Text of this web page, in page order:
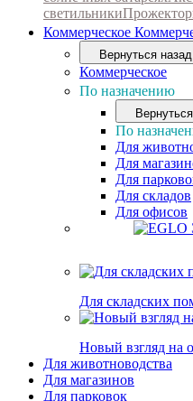
светильники
Коммерческое
Вернуться назад
Коммерческое
По назначению
По
Для
Для
Для
Для складов
Для офисов
Для складских
Новый взгляд на
Для животноводства
Для магазинов
Для парковок